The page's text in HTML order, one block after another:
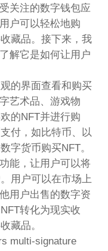
关注的数字钱包应
户可以轻松地购
藏品。接下来，我
解它是如何让用户
的界面查看和购买
艺术品、游戏物
的NFT并进行购
付，如比特币、以
字货币购买NFT。
能，让用户可以将
用户可以在市场上
用户出售的数字资
转化为现实收
藏品。
multi-signature